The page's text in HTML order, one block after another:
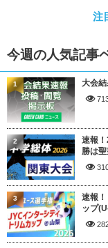
注
今週の人気記事
大会
1
速報
勝は
2
速報
ップ
3